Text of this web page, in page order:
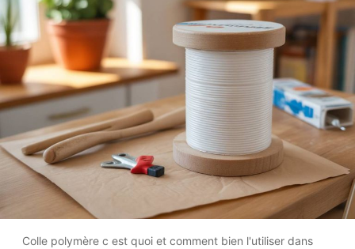
Colle polymère c est quoi et comment bien l'utiliser dans